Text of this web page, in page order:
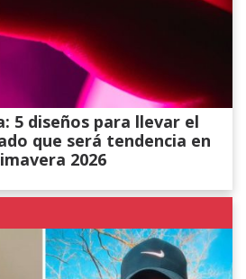
5 diseños para llevar el
que será tendencia en
2026